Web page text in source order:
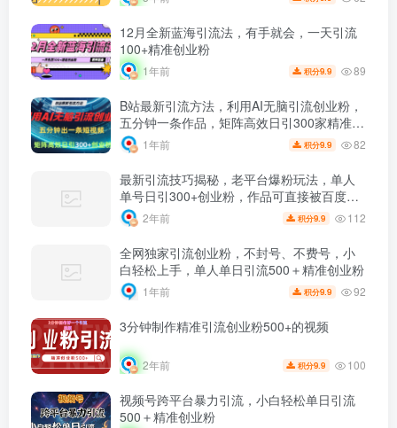
12月全新蓝海引流法，有手就会，一天引流
100+精准创业粉
1年前 积分9.9 89
B站最新引流方法，利用AI无脑引流创业粉，
五分钟一条作品，矩阵高效日引300家精准创
业粉1年前 积分9.9 82
最新引流技巧揭秘，老平台爆粉玩法，单人
单号日引300+创业粉，作品可直接被百度收
录
2年前 积分9.9 112
全网独家引流创业粉，不封号、不费号，小
白轻松上手，单人单日引流500＋精准创业粉
1年前 积分9.9 92
3分钟制作精准引流创业粉500+的视频
2年前 积分9.9 100
视频号跨平台暴力引流，小白轻松单日引流
500＋精准创业粉